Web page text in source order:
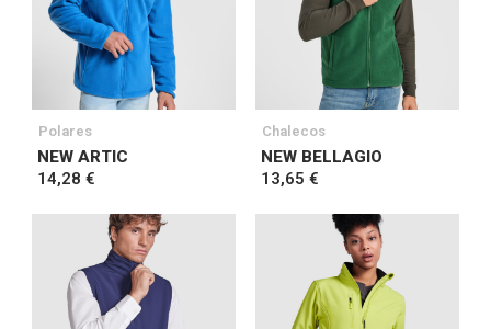
Polares
NEW ARTIC
14,28 €
Chalecos
NEW BELLAGIO
13,65 €